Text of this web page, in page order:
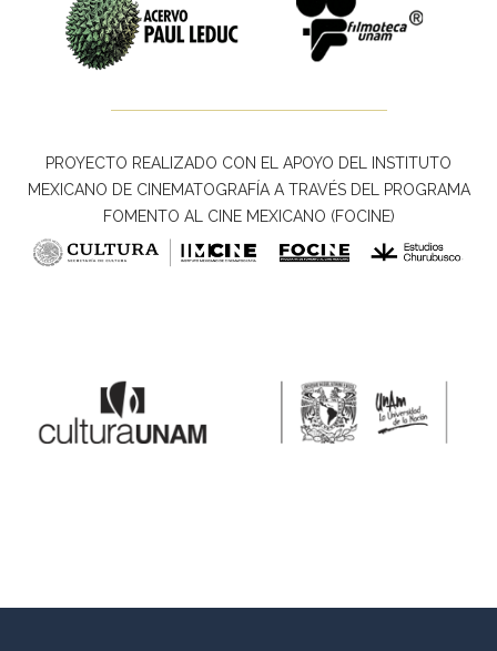
PROYECTO REALIZADO CON EL APOYO DEL INSTITUTO
MEXICANO DE CINEMATOGRAFÍA A TRAVÉS DEL PROGRAMA
FOMENTO AL CINE MEXICANO (FOCINE)